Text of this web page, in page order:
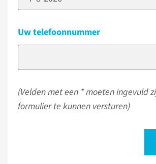
Uw telefoonnummer
(Velden met een * moeten ingevuld
formulier te kunnen versturen)